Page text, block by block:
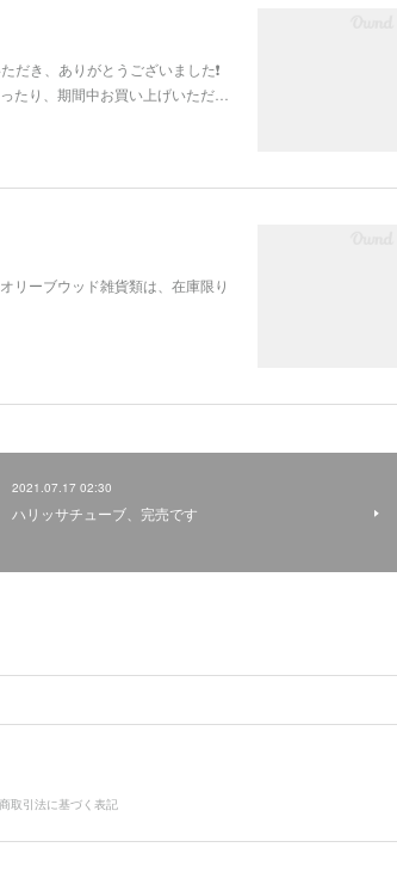
だき、ありがとうございました❗
たり、期間中お買い上げいただ…
リーブウッド雑貨類は、在庫限り
2021.07.17 02:30
ハリッサチューブ、完売です
取引法に基づく表記